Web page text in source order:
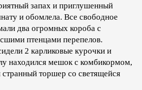
запах и приглушенный
и обомлела. Все свободное
два огромных короба с
птенцами перепелов.
2 карликовые курочки и
находился мешок с комбикормом,
торшер со светящейся